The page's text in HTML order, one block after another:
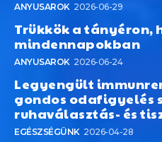
ANYUSAROK 2026-06-29
Trükkök a tányéron,
mindennapokban
ANYUSAROK 2026-06-24
Legyengült
gondos odafigyelés
ruhaválasztás- és
EGÉSZSÉGÜNK 2026-04-28